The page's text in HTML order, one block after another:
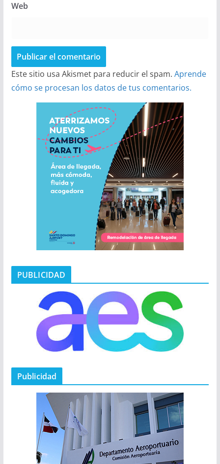
Web
Este sitio usa Akismet para reducir el spam. Aprende
cómo se procesan los datos de tus comentarios.
PUBLICIDAD
Publicidad